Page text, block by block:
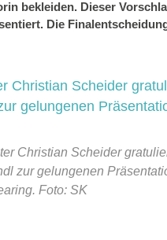
bekleiden. Dieser
Die
Christian Scheider
zur gelungenen
Foto: SK